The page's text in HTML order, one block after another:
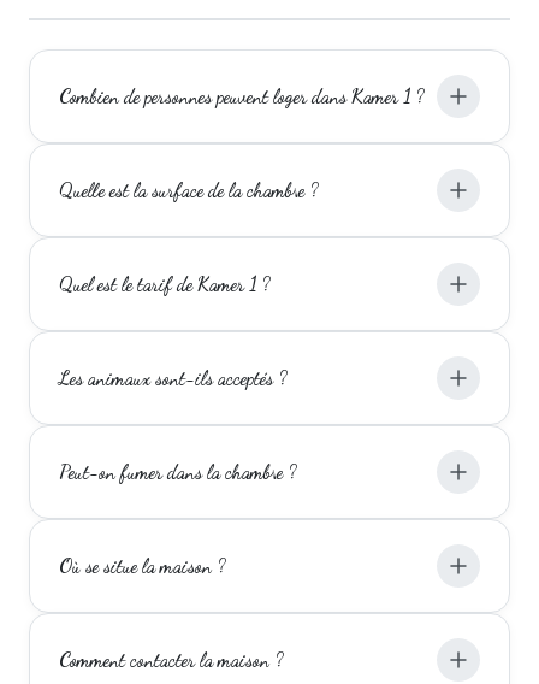
Combien de personnes peuvent loger dans Kamer 1 ?
Quelle est la surface de la chambre ?
Quel est le tarif de Kamer 1 ?
Les animaux sont-ils acceptés ?
Peut-on fumer dans la chambre ?
Où se situe la maison ?
Comment contacter la maison ?